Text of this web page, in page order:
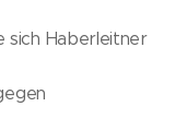
sich Haberleitner